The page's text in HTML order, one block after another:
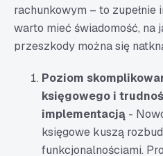
rachunkowym – to zupełnie
warto mieć świadomość, na
przeszkody można się
Poziom
księgowego i
implementacją -
księgowe kuszą
funkcjonalnościami.